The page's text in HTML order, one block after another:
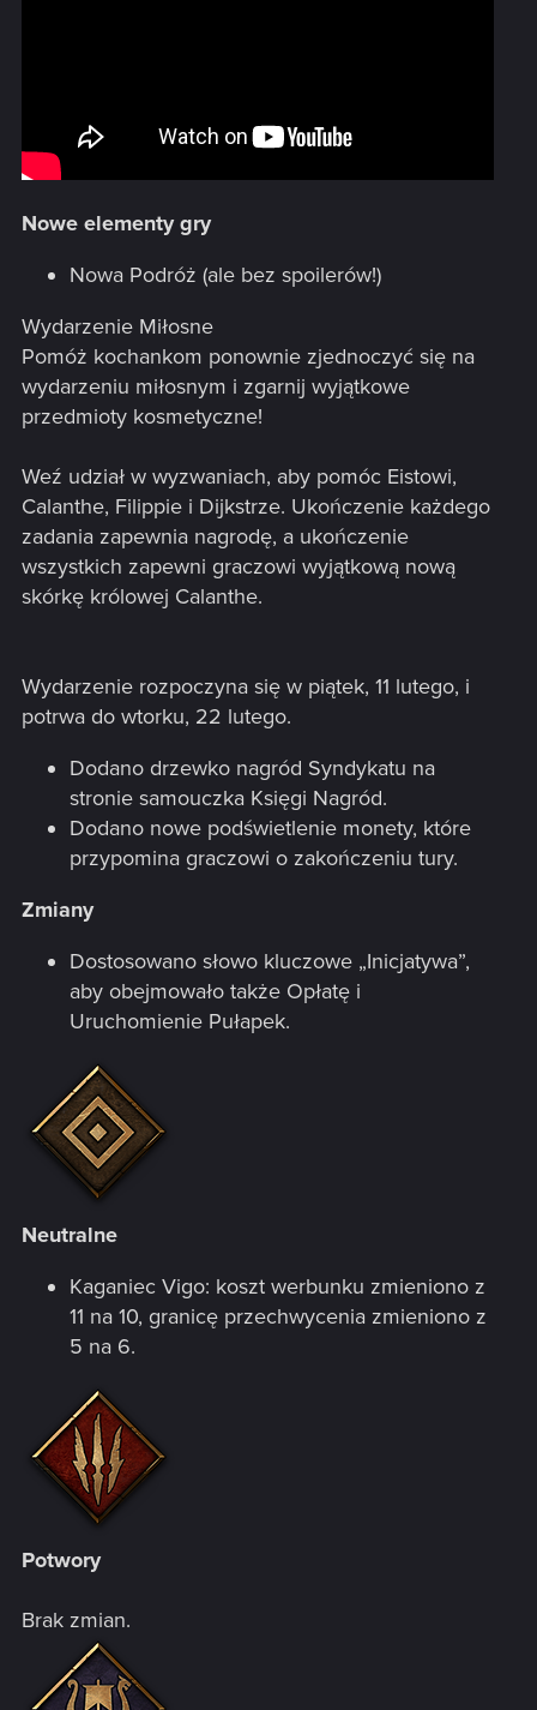
Nowe elementy gry
Nowa Podróż (ale bez spoilerów!)
Wydarzenie Miłosne
Pomóż kochankom ponownie zjednoczyć się na
wydarzeniu miłosnym i zgarnij wyjątkowe
przedmioty kosmetyczne!
Weź udział w wyzwaniach, aby pomóc Eistowi,
Calanthe, Filippie i Dijkstrze. Ukończenie każdego
zadania zapewnia nagrodę, a ukończenie
wszystkich zapewni graczowi wyjątkową nową
skórkę królowej Calanthe.
Wydarzenie rozpoczyna się w piątek, 11 lutego, i
potrwa do wtorku, 22 lutego.
Dodano drzewko nagród Syndykatu na
stronie samouczka Księgi Nagród.
Dodano nowe podświetlenie monety, które
przypomina graczowi o zakończeniu tury.
Zmiany
Dostosowano słowo kluczowe „Inicjatywa”,
aby obejmowało także Opłatę i
Uruchomienie Pułapek.
Neutralne
Kaganiec Vigo: koszt werbunku zmieniono z
11 na 10, granicę przechwycenia zmieniono z
5 na 6.
Potwory
Brak zmian.